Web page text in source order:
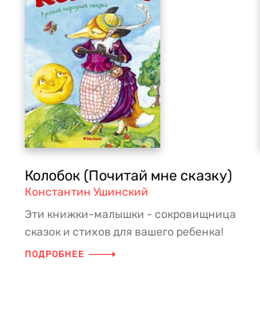
Колобок (Почитай мне сказку)
Константин Ушинский
Эти книжки-малышки - сокровищница
сказок и стихов для вашего ребенка!
Добрые, богато иллюстрированны...
ПОДРОБНЕЕ